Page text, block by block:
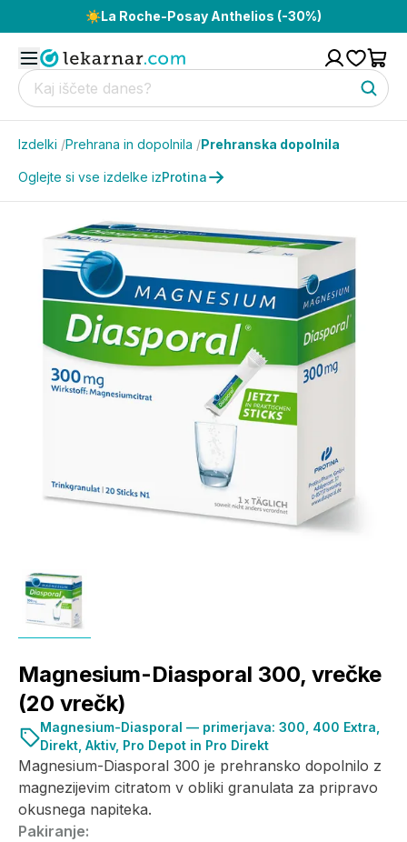
☀️La Roche-Posay Anthelios (-30%)
Izdelki /Prehrana in dopolnila /Prehranska dopolnila
Oglejte si vse izdelke izProtina
Magnesium-Diasporal 300, vrečke
(20 vrečk)
Magnesium-Diasporal 300 je prehransko dopolnilo z
magnezijevim citratom v obliki granulata za pripravo
okusnega napiteka.
Pakiranje:
Magnesium-Diasporal — primerjava: 300, 400 Extra,
Direkt, Aktiv, Pro Depot in Pro Direkt